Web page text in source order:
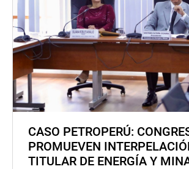
CASO PETROPERÚ:
PROMUEVEN
TITULAR DE ENERGÍA Y